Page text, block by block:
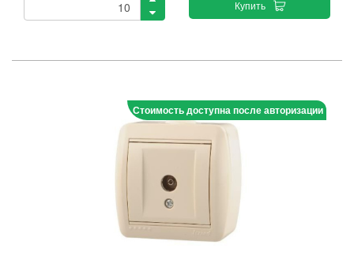
Купить
Стоимость доступна после авторизации